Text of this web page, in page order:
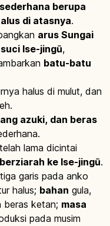
berupa
di atasnya.
arus Sungai
Ise-jingū,
batu-batu
halus di mulut, dan
azuki, dan beras
lama dicintai
ke Ise-jingū.
garis pada anko
halus; bahan gula,
beras ketan; masa
pada musim